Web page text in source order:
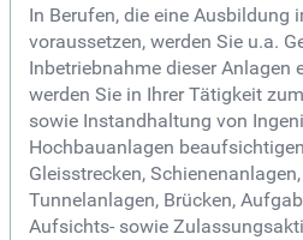
In Berufen, die eine Ausbildung
voraussetzen, werden Sie u.a.
Inbetriebnahme dieser Anlagen
werden Sie in Ihrer Tätigkeit
sowie Instandhaltung von
Hochbauanlagen
Gleisstrecken,
Tunnelanlagen, Brücken,
Aufsichts- sowie